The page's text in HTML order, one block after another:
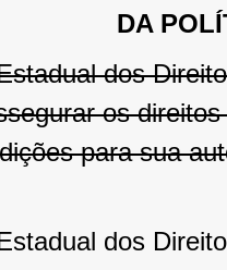
DA
dos
os
para sua
dos